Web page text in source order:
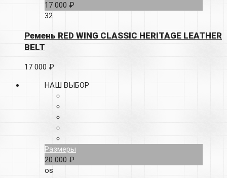
17 000 ₽
32
Ремень RED WING CLASSIC HERITAGE LEATHER
BELT
17 000 ₽
НАШ ВЫБОР
Размеры
20 000 ₽
os